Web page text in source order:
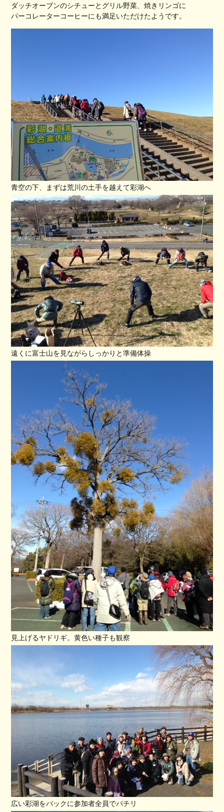
ダッチオーブンのシチューとグリル野菜、焼きリンゴに
パーコレーターコーヒーにも満足いただけたようです。
青空の下、まずは荒川の土手を越えて彩湖へ
遠くに富士山を見ながらしっかりと準備体操
見上げるヤドリギ。黄色い種子も観察
広い彩湖をバックに参加者全員でパチリ